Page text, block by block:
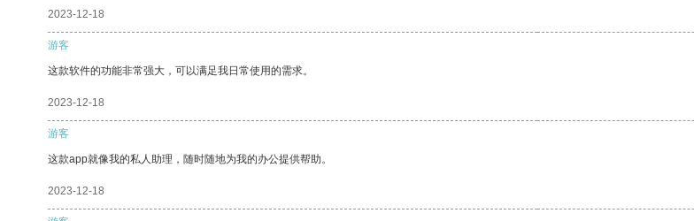
2023-12-18
游客
这款软件的功能非常强大，可以满足我日常使用的需求。
2023-12-18
游客
这款app就像我的私人助理，随时随地为我的办公提供帮助。
2023-12-18